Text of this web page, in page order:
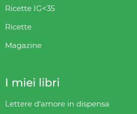
Ricette IG<35
Ricette
Magazine
I miei libri
Lettere d’amore in dispensa